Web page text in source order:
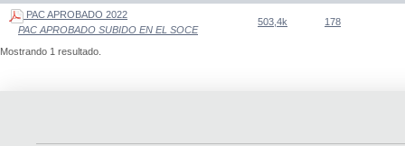
PAC APROBADO 2022
PAC APROBADO SUBIDO EN EL SOCE
503,4k 178
Mostrando 1 resultado.